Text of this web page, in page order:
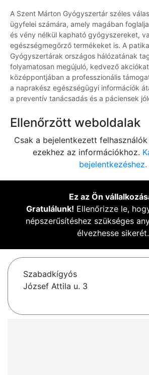
A Szent Márton Gyógyszertár széles
ügyfelei számára, amely magában
és vény nélkül kapható gyógyszereket,
egészségmegőrző termékeket is. A
Gyógyszertárak országos hálózatának
folyamatosan megújuló, kedvező
középpontjában a professzionális
a naprakész egészségügyi információk
a preventív tanácsadás és a páciensek
Ellenőrzött weboldalak
Csak a bejelentkezett
ezekhez az információkhoz.
bejelentkezéshez.
Ez az Ön
Gratulálunk! Ellenőrizze le,
népszerűsítéshez szükséges
élvezhesse sikerét.
Szabadkígyós
József Attila u. 3